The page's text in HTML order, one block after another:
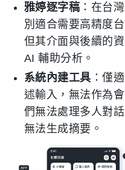
雅婷逐字稿 ：在台
別適合需要高精度
但其介面與後續的
AI 輔助分析。
系統內建工具 ：僅
述輸入，無法作為
們無法處理多人對
無法生成摘要。